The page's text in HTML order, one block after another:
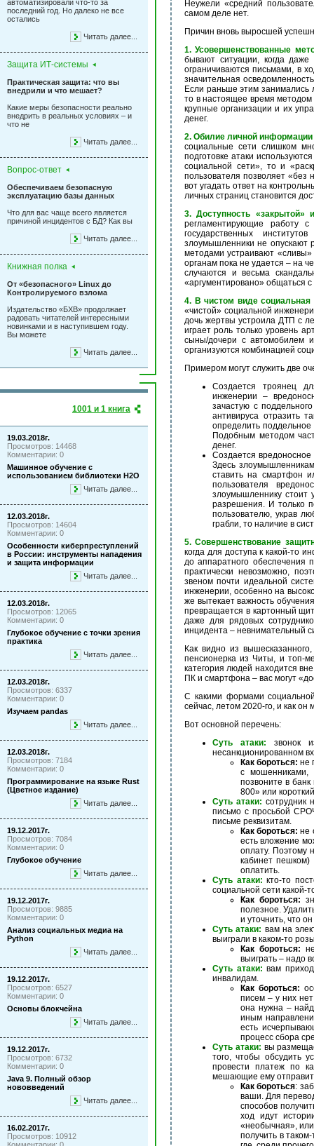
автоматизировали что-то за
последний год. Но далеко не все
остались
Читать далее...
Защита ИТ-системы
Практическая защита: что вы
внедрили и что мешает?
Какие меры безопасности реально
внедрить в реальных условиях – и
что не
Читать далее...
Вопрос-ответ
Обеспечиваем безопасную
эксплуатацию базы данных
Что для вас чаще всего является
причиной инцидентов с БД? Как вы
Читать далее...
Книжная полка
От «безопасного» Linux до
Контролируемого взлома
Издательство «БХВ» продолжает
радовать читателей интересными
новинками и в наступившем году.
Вы можете
Читать далее...
1001 и 1 книга
19.03.2018г.
Просмотров: 14468
Комментарии: 0
Машинное обучение с
использованием библиотеки Н2О
Читать далее...
12.03.2018г.
Просмотров: 14604
Комментарии: 0
Особенности киберпреступлений
в России: инструменты нападения
и защита информации
Читать далее...
12.03.2018г.
Просмотров: 12065
Комментарии: 0
Глубокое обучение с точки зрения
практика
Читать далее...
12.03.2018г.
Просмотров: 6337
Комментарии: 0
Изучаем pandas
Читать далее...
12.03.2018г.
Просмотров: 7184
Комментарии: 0
Программирование на языке Rust
(Цветное издание)
Читать далее...
19.12.2017г.
Просмотров: 7084
Комментарии: 0
Глубокое обучение
Читать далее...
19.12.2017г.
Просмотров: 9885
Комментарии: 0
Анализ социальных медиа на
Python
Читать далее...
19.12.2017г.
Просмотров: 6527
Комментарии: 0
Основы блокчейна
Читать далее...
19.12.2017г.
Просмотров: 6732
Комментарии: 0
Java 9. Полный обзор
нововведений
Читать далее...
16.02.2017г.
Просмотров: 10912
Неужели «средний
самом деле нет.
Причин вновь выросшей
1. Усовершенствованные
бывают ситуации, когда
ограничиваются письмами, в
значительная
Если раньше этим
то в настоящее время
крупные организации и их
денег.
2. Обилие личной
социальные сети слишком
подготовке атаки
социальной сети», то и
пользователя позволяет «без
вот угадать ответ на
личных страниц становится
3. Доступность «закрытой»
регламентирующие работу
государственных
злоумышленники не опускают
методами устраивают
органам пока не удается – на
случаются и весьма
«аргументировано» общаться
4. В чистом виде социальная
«чистой» социальной
дочь жертвы устроила ДТП с
играет роль только уровень
сыны/дочери с автомобилем
организуются комбинацией
Примером могут служить две
Создается троянец
инженерии –
зачастую с
антивируса отразить
определить
Подобным методом
денег.
Создается
Здесь
ставить на смартфон
пользователя
злоумышленнику стоит
разрешения. И только
пользователю, украв
грабли, то наличие в
5. Совершенствование
когда для доступа к какой-то
до аппаратного обеспечения
практически невозможно,
звеном почти идеальной
инженерии, особенно на
же вытекает важность
превращается в картонный
даже для рядовых
инцидента – невнимательный
Как видно из
пенсионерка из Читы, и топ-
категория людей находится
ПК и смартфона – вас могут
С какими формами
сейчас, летом 2020-го, и как он
Вот основной перечень:
Суть атаки: звонок
несанкционированном
Как бороться: не
с мошенниками,
позвоните в
800» или
Суть атаки: сотрудник
письмо с просьбой
письме реквизитам.
Как бороться: не
есть вложение
оплату. Поэтому
кабинет пешком)
оплатить.
Суть атаки: кто-то
социальной сети какой-
Как бороться:
полезное.
и уточнить, что
Суть атаки: вам на
выиграли в каком-то
Как бороться:
выиграть – надо
Суть атаки: вам
инвалидам.
Как бороться:
писем – у них
она нужна –
иным
есть
процесс сбора
Суть атаки: вы
того, чтобы обсудить
провести платеж по
мешающие ему
Как бороться:
ваши. Для
способов
ход идут
«необычная»,
получить в